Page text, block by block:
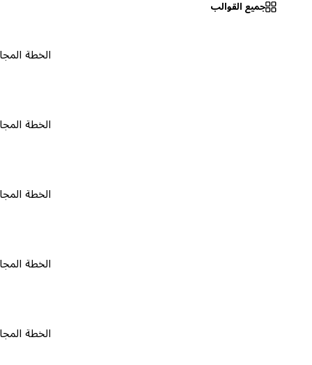
جميع القوالب
الخطة المجانية ٠
الخطة المجانية ٠
الخطة المجانية ٠
الخطة المجانية ٠
الخطة المجانية ٠